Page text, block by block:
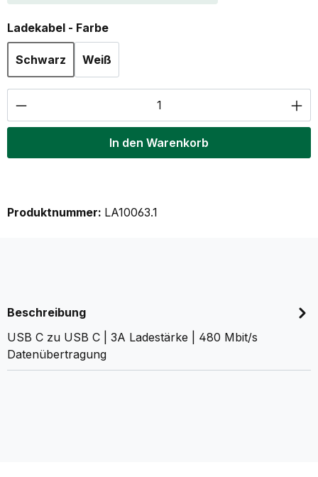
Ladekabel - Farbeauswählen
Schwarz Weiß
Produkt Anzahl: Gib den gewünschten
In den Warenkorb
Produktnummer: LA10063.1
Beschreibung
USB C zu USB C | 3A Ladestärke | 480 Mbit/s
Datenübertragung